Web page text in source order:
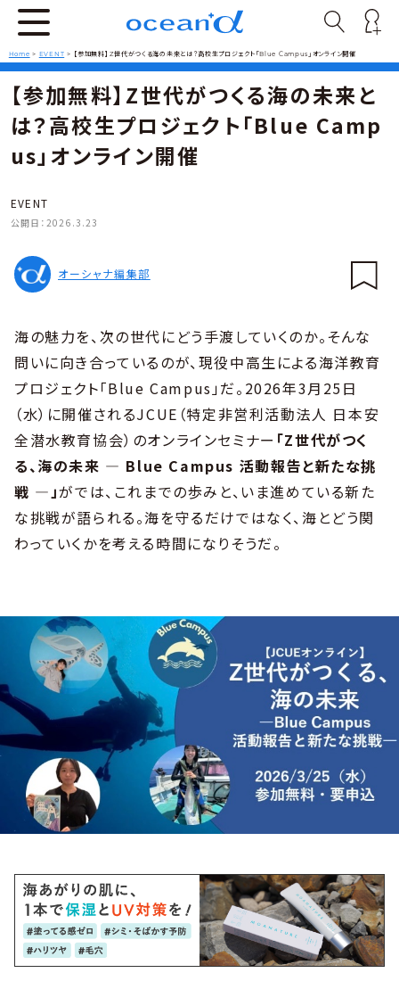
Home > EVENT > 【参加無料】Z世代がつくる海の未来とは？高校生プロジェクト「Blue Campus」オンライン開催
【参加無料】Z世代がつくる海の未来と
は？高校生プロジェクト「Blue Camp
us」オンライン開催
EVENT
公開日： 2026.3.23
オーシャナ編集部
海の魅力を、次の世代にどう手渡していくのか。そんな
問いに向き合っているのが、現役中高生による海洋教育
プロジェクト「Blue Campus」だ。2026年3月25日
（水）に開催されるJCUE（特定非営利活動法人 日本安
全潜水教育協会）のオンラインセミナー 「Z世代がつく
る、海の未来 ― Blue Campus 活動報告と新たな挑
戦 ―」がでは、これまでの歩みと、いま進めている新た
な挑戦が語られる。海を守るだけではなく、海とどう関
わっていくかを考える時間になりそうだ。